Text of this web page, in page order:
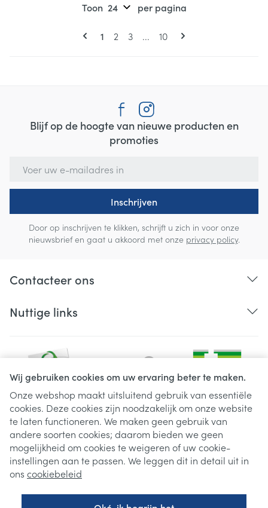
Wij gebruiken cookies om uw ervaring beter te maken.
Onze webshop maakt uitsluitend gebruik van essentiële
cookies. Deze cookies zijn noodzakelijk om onze website
te laten functioneren. We maken geen gebruik van
andere soorten cookies; daarom bieden we geen
mogelijkheid om cookies te weigeren of uw cookie-
instellingen aan te passen. We leggen dit in detail uit in
ons cookiebeleid
Pagina's
U lees momenteel pagina
1 Pagina
2 Pagina
3 ... Pagina
10
Toon per pagina
Blijf op de hoogte van nieuwe producten en
promoties
Inschrijven
Door op inschrijven te klikken, schrijft u zich in voor onze
nieuwsbrief en gaat u akkoord met onze privacy policy.
Contacteer ons
Nuttige links
Juridische links